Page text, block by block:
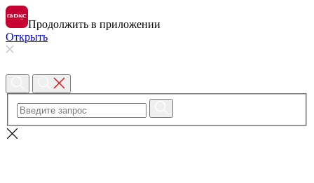
Продолжить в приложении
Открыть